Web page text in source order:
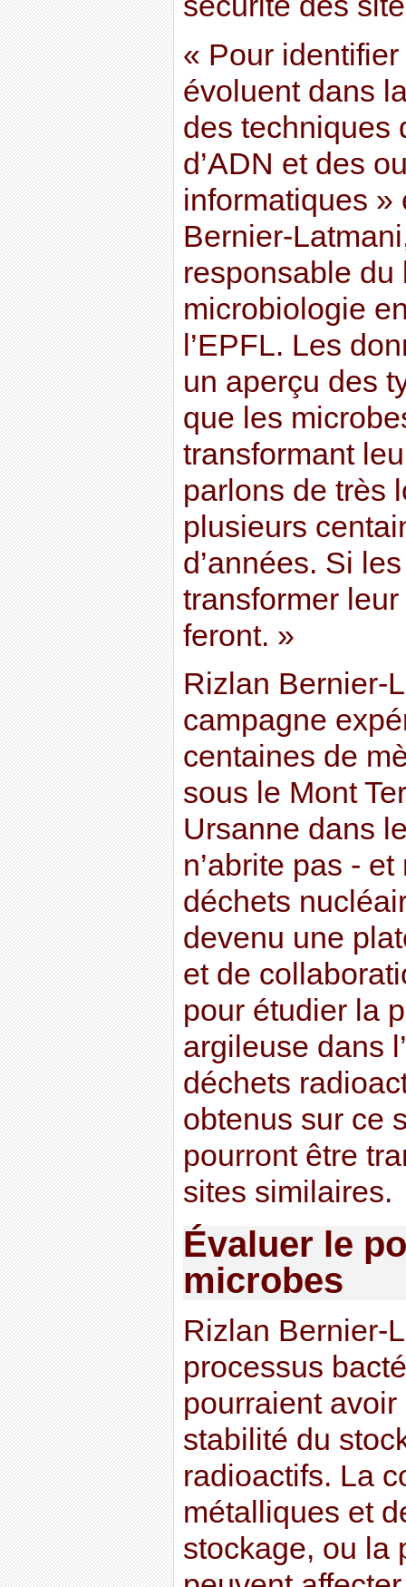
« Pour
évoluent dans
des techniques
d’ADN et des
informatiques
Bernier-
responsable du
microbiologie
l’EPFL. Les
un aperçu des
que les
transformant
parlons de très
plusieurs
d’années. Si
transformer
feront. »
Rizlan Bernier-
campagne
centaines de
sous le Mont
Ursanne dans
n’abrite pas -
déchets
devenu une
et de
pour étudier la
argileuse dans
déchets
obtenus sur ce
pourront être
sites similaires.
Évaluer le
microbes
Rizlan Bernier-
processus
pourraient
stabilité du
radioactifs. La
métalliques et
stockage, ou la